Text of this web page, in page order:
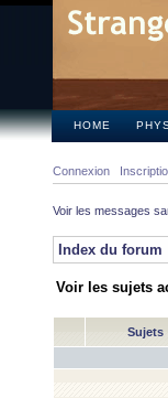
HOME
Connexion
Voir les messages
Index du forum
Voir les sujets
Sujets